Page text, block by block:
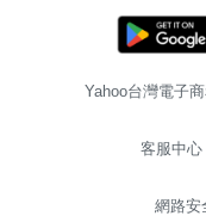
Yahoo台灣電子
客服中心
網路安